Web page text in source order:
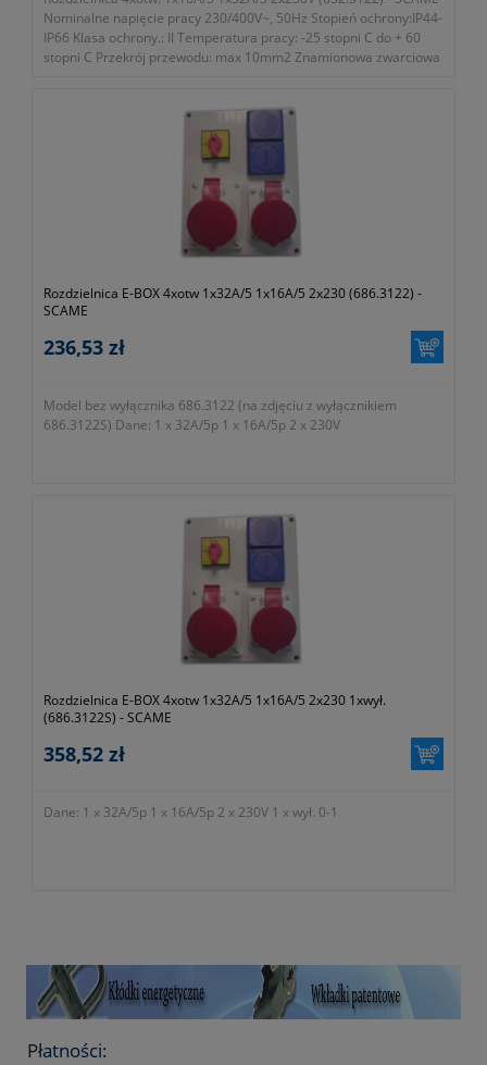
Nominalne napięcie pracy 230/400V~, 50Hz Stopień ochrony:IP44-
IP66 Klasa ochrony.: II Temperatura pracy: -25 stopni C do + 60
stopni C Przekrój przewodu: max 10mm2 Znamionowa zwarciowa
Rozdzielnica E-BOX 4xotw 1x32A/5 1x16A/5 2x230 (686.3122) -
SCAME
236,53 zł
Model bez wyłącznika 686.3122 (na zdjęciu z wyłącznikiem
686.3122S) Dane: 1 x 32A/5p 1 x 16A/5p 2 x 230V
Rozdzielnica E-BOX 4xotw 1x32A/5 1x16A/5 2x230 1xwył.
(686.3122S) - SCAME
358,52 zł
Dane: 1 x 32A/5p 1 x 16A/5p 2 x 230V 1 x wył. 0-1
Płatności: